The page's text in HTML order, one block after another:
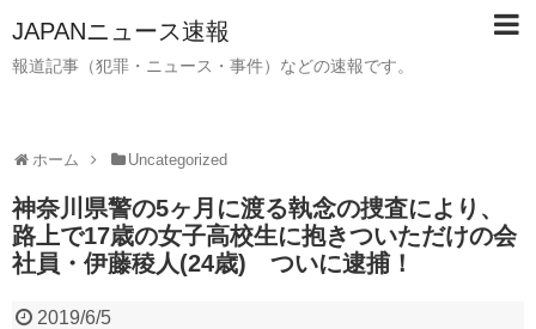
JAPANニュース速報
報道記事（犯罪・ニュース・事件）などの速報です。
ホーム Uncategorized
神奈川県警の5ヶ月に渡る執念の捜査により、
路上で17歳の女子高校生に抱きついただけの会
社員・伊藤稜人(24歳) ついに逮捕！
2019/6/5